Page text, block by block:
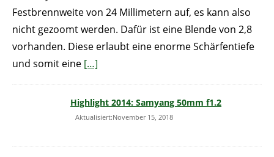
Festbrennweite von 24 Millimetern auf, es kann also
nicht gezoomt werden. Dafür ist eine Blende von 2,8
vorhanden. Diese erlaubt eine enorme Schärfentiefe
und somit eine […]
Highlight 2014: Samyang 50mm f1.2
Aktualisiert:November 15, 2018